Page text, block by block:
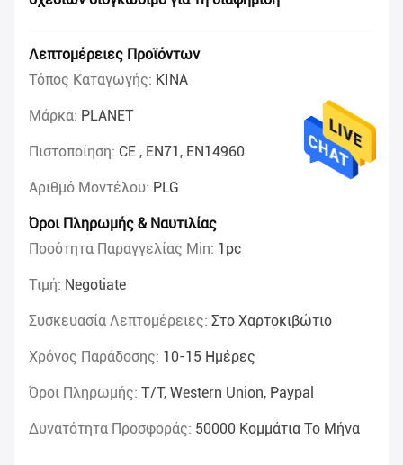
Λεπτομέρειες Προϊόντων
Τόπος Καταγωγής: ΚΙΝΑ
Μάρκα: PLANET
Πιστοποίηση: CE , EN71, EN14960
Αριθμό Μοντέλου: PLG
Όροι Πληρωμής & Ναυτιλίας
Ποσότητα Παραγγελίας Min: 1pc
Τιμή: Negotiate
Συσκευασία Λεπτομέρειες: Στο Χαρτοκιβώτιο
Χρόνος Παράδοσης: 10-15 Ημέρες
Όροι Πληρωμής: T/T, Western Union, Paypal
Δυνατότητα Προσφοράς: 50000 Κομμάτια Το Μήνα